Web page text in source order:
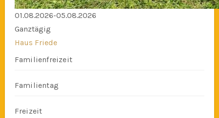
01.08.2026-05.08.2026
Ganztägig
Haus Friede
Familienfreizeit
Familientag
Freizeit